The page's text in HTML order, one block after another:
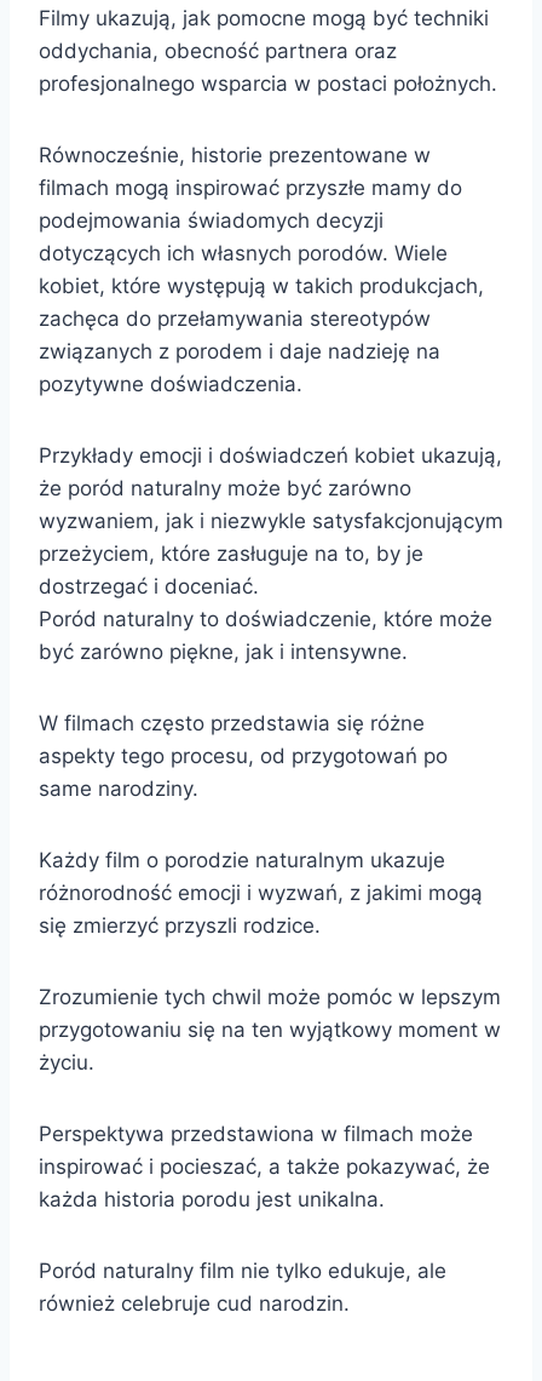
Filmy ukazują, jak pomocne mogą być techniki
oddychania, obecność partnera oraz
profesjonalnego wsparcia w postaci położnych.
Równocześnie, historie prezentowane w
filmach mogą inspirować przyszłe mamy do
podejmowania świadomych decyzji
dotyczących ich własnych porodów. Wiele
kobiet, które występują w takich produkcjach,
zachęca do przełamywania stereotypów
związanych z porodem i daje nadzieję na
pozytywne doświadczenia.
Przykłady emocji i doświadczeń kobiet ukazują,
że poród naturalny może być zarówno
wyzwaniem, jak i niezwykle satysfakcjonującym
przeżyciem, które zasługuje na to, by je
dostrzegać i doceniać.
Poród naturalny to doświadczenie, które może
być zarówno piękne, jak i intensywne.
W filmach często przedstawia się różne
aspekty tego procesu, od przygotowań po
same narodziny.
Każdy film o porodzie naturalnym ukazuje
różnorodność emocji i wyzwań, z jakimi mogą
się zmierzyć przyszli rodzice.
Zrozumienie tych chwil może pomóc w lepszym
przygotowaniu się na ten wyjątkowy moment w
życiu.
Perspektywa przedstawiona w filmach może
inspirować i pocieszać, a także pokazywać, że
każda historia porodu jest unikalna.
Poród naturalny film nie tylko edukuje, ale
również celebruje cud narodzin.